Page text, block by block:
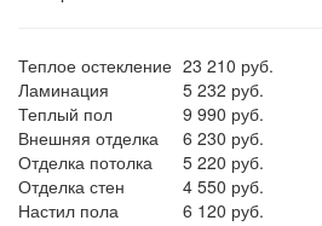
Теплое остекление 23 210 руб.
Ламинация
5 232 руб.
Теплый пол
9 990 руб.
Внешняя отделка
6 230 руб.
Отделка потолка
5 220 руб.
Отделка стен
4 550 руб.
Настил пола
6 120 руб.